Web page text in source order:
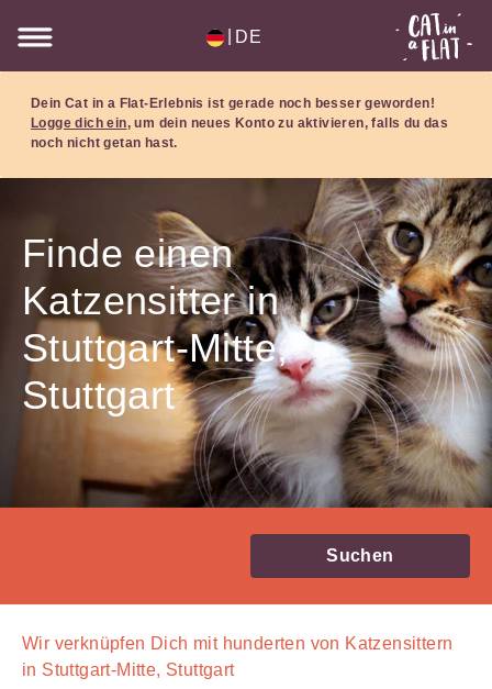
DE
Dein Cat in a Flat-Erlebnis ist gerade noch besser geworden!
Logge dich ein, um dein neues Konto zu aktivieren, falls du das
noch nicht getan hast.
Finde einen
Katzensitter in
Stuttgart-Mitte,
Stuttgart
Suchen
Wir verknüpfen Dich mit hunderten von Katzensittern
in Stuttgart-Mitte, Stuttgart